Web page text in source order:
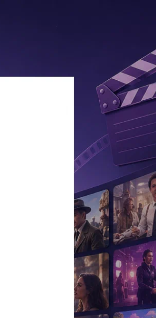
Питомцы
лайфстайл
новость